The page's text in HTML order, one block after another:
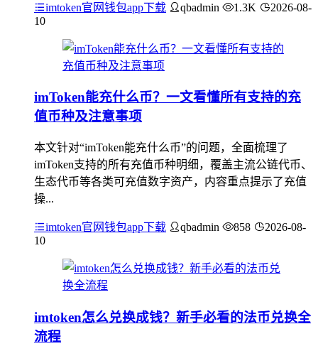
imtoken官网钱包app下载 qbadmin 1.3K
2026-08-
10
imToken能充什么币？一文看懂所有支持的充
值币种及注意事项
本文针对“imToken能充什么币”的问题，全面梳理了
imToken支持的所有充值币种明细，覆盖主流公链代币、
生态代币等各类可充值数字资产，内容重点提示了充值
操...
imtoken官网钱包app下载 qbadmin 858
2026-08-
10
imtoken怎么兑换成钱？新手必看的法币兑换全
流程